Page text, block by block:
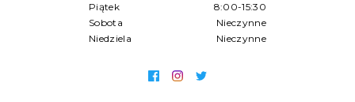
Piątek
8:00-15:30
Sobota
Nieczynne
Niedziela
Nieczynne